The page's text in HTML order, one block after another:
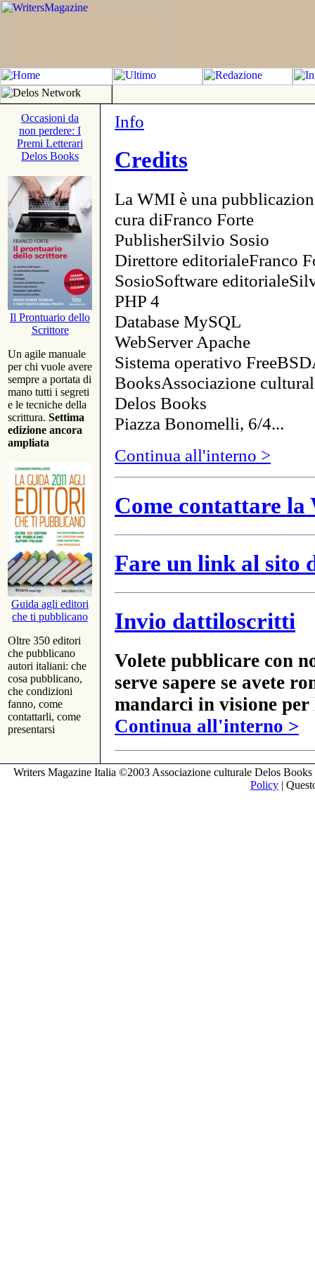
Occasioni da
non perdere: I
Premi Letterari
Delos Books
Il Prontuario dello
Scrittore
Un agile manuale
per chi vuole avere
sempre a portata di
mano tutti i segreti
e le tecniche della
scrittura. Settima
edizione ancora
ampliata
Guida agli editori
che ti pubblicano
Oltre 350 editori
che pubblicano
autori italiani: che
cosa pubblicano,
che condizioni
fanno, come
contattarli, come
presentarsi
Info
Credits
La WMI è una
cura diFranco Forte
PublisherSilvio Sosio
Direttore editorialeFranco
SosioSoftware
PHP 4
Database MySQL
WebServer Apache
Sistema operativo
BooksAssociazione
Delos Books
Piazza Bonomelli, 6/4...
Continua all'interno >
Come contattare
Fare un link al sito
Invio dattiloscritti
Volete pubblicare con
serve sapere se avete
mandarci in visione
Continua all'interno >
Writers Magazine Italia ©2003 Associazione culturale Delos
Policy |